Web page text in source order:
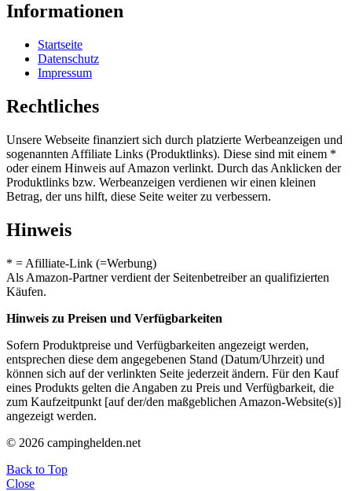
Informationen
Startseite
Datenschutz
Impressum
Rechtliches
Unsere Webseite finanziert sich durch platzierte Werbeanzeigen und
sogenannten Affiliate Links (Produktlinks). Diese sind mit einem *
oder einem Hinweis auf Amazon verlinkt. Durch das Anklicken der
Produktlinks bzw. Werbeanzeigen verdienen wir einen kleinen
Betrag, der uns hilft, diese Seite weiter zu verbessern.
Hinweis
* = Afilliate-Link (=Werbung)
Als Amazon-Partner verdient der Seitenbetreiber an qualifizierten
Käufen.
Hinweis zu Preisen und Verfügbarkeiten
Sofern Produktpreise und Verfügbarkeiten angezeigt werden,
entsprechen diese dem angegebenen Stand (Datum/Uhrzeit) und
können sich auf der verlinkten Seite jederzeit ändern. Für den Kauf
eines Produkts gelten die Angaben zu Preis und Verfügbarkeit, die
zum Kaufzeitpunkt [auf der/den maßgeblichen Amazon-Website(s)]
angezeigt werden.
© 2026 campinghelden.net
Back to Top
Close